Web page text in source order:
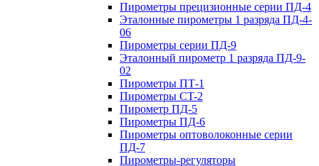
Пирометры прецизионные серии ПД-4
Эталонные пирометры 1 разряда ПД-4-
06
Пирометры серии ПД-9
Эталонный пирометр 1 разряда ПД-9-
02
Пирометры ПТ-1
Пирометры CT-2
Пирометр ПД-5
Пирометры ПД-6
Пирометры оптоволоконные серии
ПД-7
Пирометры-регуляторы